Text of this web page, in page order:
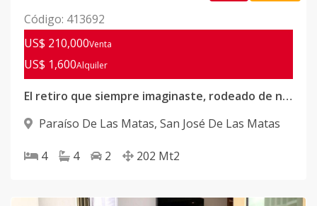
Código: 413692
US$ 210,000Venta
US$ 1,600Alquiler
El retiro que siempre imaginaste, rodeado de naturaleza y bienestar encuentralo en SAJOMA
Paraíso De Las Matas, San José De Las Matas
4 4 2 202 Mt2